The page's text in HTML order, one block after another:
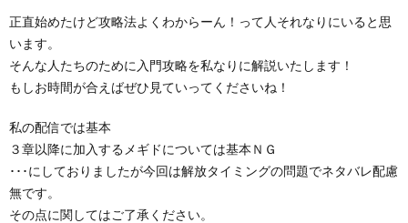
正直始めたけど攻略法よくわからーん！って人それなりにいると思
います。
そんな人たちのために入門攻略を私なりに解説いたします！
もしお時間が合えばぜひ見ていってくださいね！
私の配信では基本
３章以降に加入するメギドについては基本ＮＧ
･･･にしておりましたが今回は解放タイミングの問題でネタバレ配慮
無です。
その点に関してはご了承ください。